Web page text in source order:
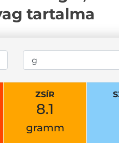
tartalma
ZSÍR
8.1
gramm